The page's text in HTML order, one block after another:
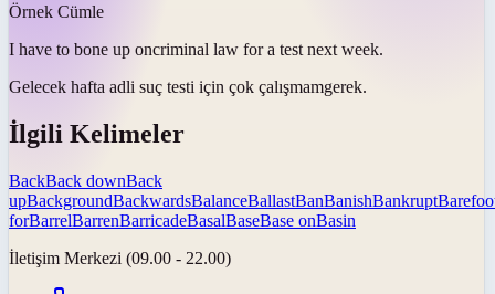
Örnek Cümle
I have to bone up oncriminal law for a test next week.
Gelecek hafta adli suç testi için çok çalışmamgerek.
İlgili Kelimeler
BackBack downBack
upBackgroundBackwardsBalanceBallastBanBanishBankrupt
forBarrelBarrenBarricadeBasalBaseBase onBasin
İletişim Merkezi (09.00 - 22.00)